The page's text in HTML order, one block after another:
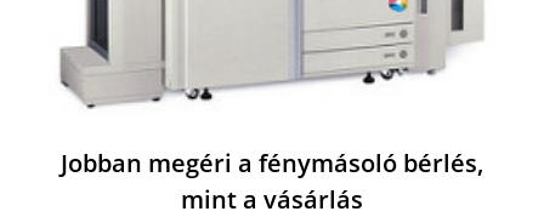
Jobban megéri a fénymásoló bérlés,
mint a vásárlás